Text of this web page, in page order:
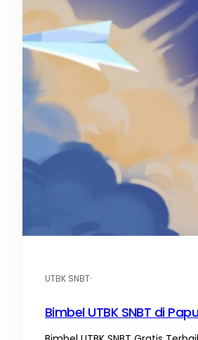
UTBK SNBT·
Bimbel UTBK SNBT di